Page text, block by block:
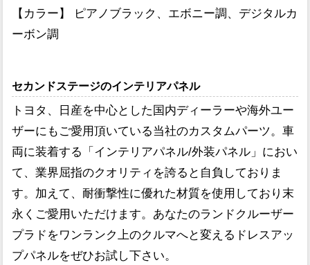
【カラー】 ピアノブラック、エボニー調、デジタルカ
ーボン調
セカンドステージのインテリアパネル
トヨタ、日産を中心とした国内ディーラーや海外ユー
ザーにもご愛用頂いている当社のカスタムパーツ。車
両に装着する「インテリアパネル/外装パネル」におい
て、業界屈指のクオリティを誇ると自負しておりま
す。加えて、耐衝撃性に優れた材質を使用しており末
永くご愛用いただけます。あなたのランドクルーザー
プラドをワンランク上のクルマへと変えるドレスアッ
プパネルをぜひお試し下さい。